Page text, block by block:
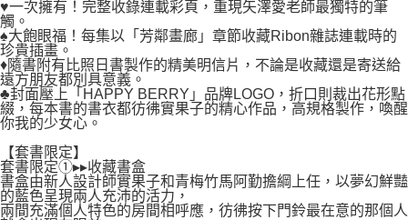
♥一次擁有！完整收錄連載彩頁，重現矢澤愛老師最獨特的筆
觸。
♠大飽眼福！每集以「芳鄰畫廊」章節收藏Ribon雜誌連載時的
珍貴插畫。
♦隨書附有比照日書製作的精美明信片，不論是收藏還是寄送給
遠方朋友都別具意義。
♣封面壓上「HAPPY BERRY」品牌LOGO，折口則裁出花形點
綴，每本書的書衣都彷彿實果子的精心作品，高規格製作，喚醒
你我的少女心。
【套書限定】
套書限定①▸▸收藏書盒
書盒由新人設計師實果子和青梅竹馬阿勤擔綱上任，以夢幻鮮豔
的藍色呈現兩人充沛的活力，
兩間充滿個人特色的房間相呼應，彷彿按下門鈴最在意的那個人